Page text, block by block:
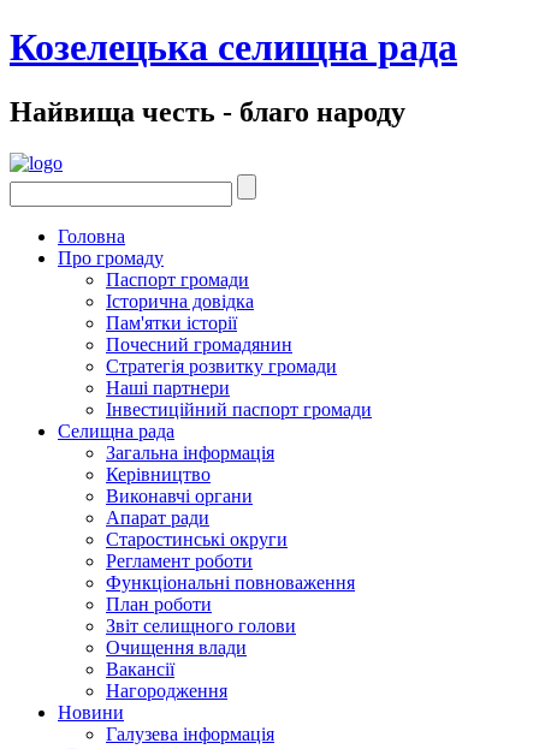
Козелецька селищна рада
Найвища честь - благо народу
Головна
Про громаду
Паспорт громади
Історична довідка
Пам'ятки історії
Почесний громадянин
Стратегія розвитку громади
Наші партнери
Інвестиційний паспорт громади
Селищна рада
Загальна інформація
Керівництво
Виконавчі органи
Апарат ради
Старостинські округи
Регламент роботи
Функціональні повноваження
План роботи
Звіт селищного голови
Очищення влади
Вакансії
Нагородження
Новини
Галузева інформація